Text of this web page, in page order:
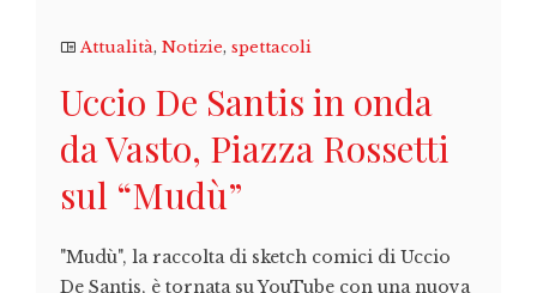
Attualità, Notizie, spettacoli
Uccio De Santis in onda
da Vasto, Piazza Rossetti
sul “Mudù”
"Mudù", la raccolta di sketch comici di Uccio
De Santis, è tornata su YouTube con una nuova